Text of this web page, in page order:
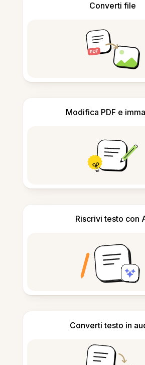
Converti file
Modifica PDF e
Riscrivi testo con
Converti testo in